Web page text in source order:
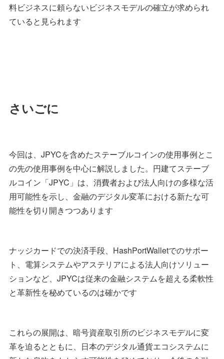
料ビジネスに頼らないビジネスモデルの確立が求められ
ていると見られます
さいごに
今回は、JPYCを含めたステーブルコインの使用事例とこ
の先の使用事例を中心に解説しました。円建てステーブ
ルコイン「JPYC」は、消費者および法人向けの多様な活
用可能性を示し、金融のデジタル変革における新たな可
能性を切り開きつつあります
ナッジカードでの決済手段、HashPortWalletでのサポー
ト、電算システムやアステリアによる法人向けソリュー
ションなど、JPYCは従来の金融システムを超える柔軟性
と革新性を秘めているのは確かです
これらの展開は、暗号資産取引所のビジネスモデルに変
革を迫るとともに、日本のデジタル通貨エコシステムに